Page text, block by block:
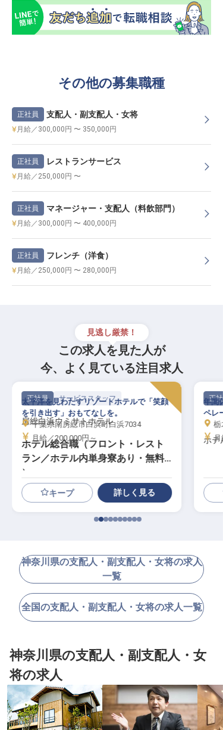
その他の募集職種
正社員 支配人・副支配人・女将
月給／300,000円 〜 350,000円
正社員 レストランサービス
月給／250,000円 〜
正社員 マネージャー・支配人（料飲部門）
月給／300,000円 〜 400,000円
正社員 フレンチ（洋食）
月給／250,000円 〜 280,000円
見逃し厳禁！
この求人を見た人が
今、よく見ている注目求人
正社員 サービススタッフ
房総白浜ウミサトホテル
ホテル総合職（フロント・レスト
ラン／ホテル内単身寮あり・無料
）
太平洋を見わたすリゾートホテルで「笑顔
を引き出す」おもてなしを。
千葉県南房総市白浜町白浜7034
月給／200,000円～
キープ 詳しく見る
正社
ホテ
年間
ペレ
栃
月
神奈川県の支配人・副支配人・女将の求人
一覧
全国の支配人・副支配人・女将の求人一覧
神奈川県の支配人・副支配人・女
将の求人